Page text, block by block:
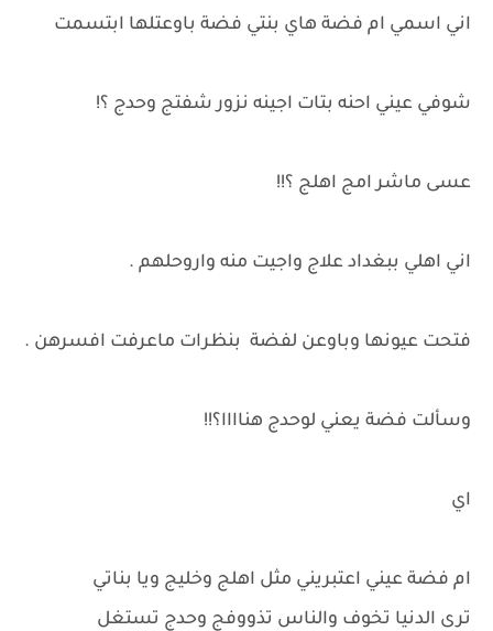
اني اسمي ام فضة هاي بنتي فضة باوعتلها ابتسمت
شوفي عيني احنه بتات اجينه نزور شفتج وحدج ؟!
عسى ماشر امج اهلج ؟!!
اني اهلي ببغداد علاج واجيت منه واروحلهم .
فتحت عيونها وباوعن لفضة بنظرات ماعرفت افسرهن .
وسألت فضة يعني لوحدج هناااا؟!!
اي
ام فضة عيني اعتبريني مثل اهلج وخليج ويا بناتي
ترى الدنيا تخوف والناس تذووفج وحدج تستغل